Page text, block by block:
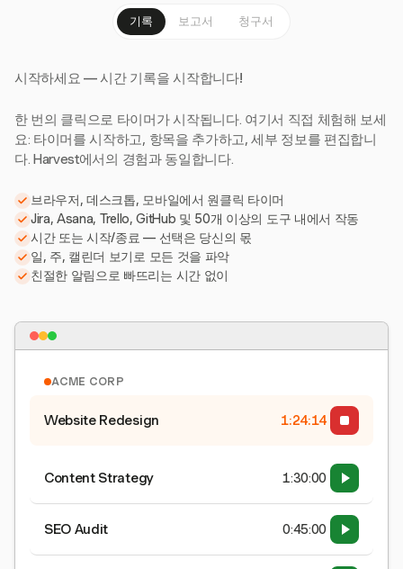
기록 보고서 청구서
시작하세요 — 시간 기록을 시작합니다!
한 번의 클릭으로 타이머가 시작됩니다. 여기서 직접 체험해 보세
요: 타이머를 시작하고, 항목을 추가하고, 세부 정보를 편집합니
다. Harvest에서의 경험과 동일합니다.
브라우저, 데스크톱, 모바일에서 원클릭 타이머
Jira, Asana, Trello, GitHub 및 50개 이상의 도구 내에서 작동
시간 또는 시작/종료 — 선택은 당신의 몫
일, 주, 캘린더 보기로 모든 것을 파악
친절한 알림으로 빠뜨리는 시간 없이
ACME CORP
Website Redesign 1:24:15
Content Strategy 1:30:00
SEO Audit 0:45:00